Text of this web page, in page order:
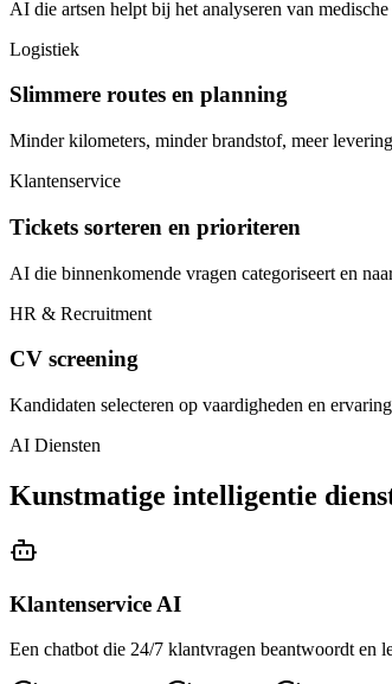
AI die artsen helpt bij het analyseren van
Logistiek
Slimmere routes en planning
Minder kilometers, minder brandstof, meer
Klantenservice
Tickets sorteren en prioriteren
AI die binnenkomende vragen categoriseert en
HR & Recruitment
CV screening
Kandidaten selecteren op vaardigheden en
AI Diensten
Kunstmatige intelligentie
Klantenservice AI
Een chatbot die 24/7 klantvragen beantwoordt en